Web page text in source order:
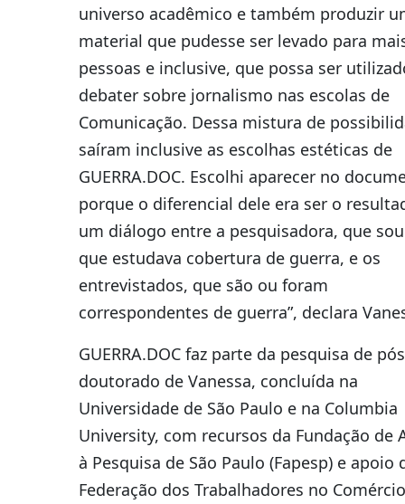
universo acadêmico e também produzir
material que pudesse ser levado para
pessoas e inclusive, que possa ser
debater sobre jornalismo nas escolas de
Comunicação. Dessa mistura de
saíram inclusive as escolhas estéticas de
GUERRA.DOC. Escolhi aparecer no
porque o diferencial dele era ser o
um diálogo entre a pesquisadora, que
que estudava cobertura de guerra, e os
entrevistados, que são ou foram
correspondentes de guerra”, declara
GUERRA.DOC faz parte da pesquisa de
doutorado de Vanessa, concluída na
Universidade de São Paulo e na Columbia
University, com recursos da Fundação de
à Pesquisa de São Paulo (Fapesp) e apoio
Federação dos Trabalhadores no